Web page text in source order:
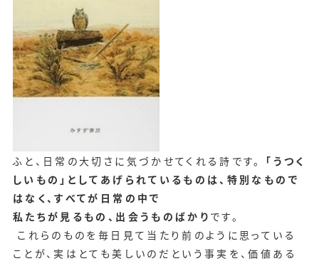
ふと、日常の大切さに気づかせてくれる詩です。 「うつく
しいもの」としてあげられているものは、特別なもので
はなく、すべてが日常の中で
私たちが見るもの、出会うものばかり です。
これらのものを毎日見て当たり前のように思っている
ことが、実はとても美しいのだという事実を、価値ある